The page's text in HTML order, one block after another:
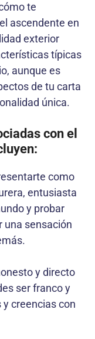
te
ascendente en
exterior
típicas
aunque es
de tu carta
única.
con el
como
entusiasta
y probar
una sensación
y directo
ser franco y
creencias con